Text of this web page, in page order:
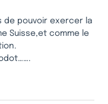
de pouvoir exercer la
Suisse,et comme le